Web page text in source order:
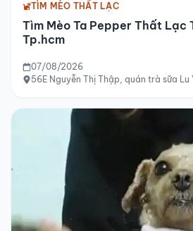
TÌM MÈO THẤT LẠC
Tìm Mèo Ta Pepper Thất Lạc
Tp.hcm
07/08/2026
56E Nguyễn Thị Thập, quán trà sữa Lu